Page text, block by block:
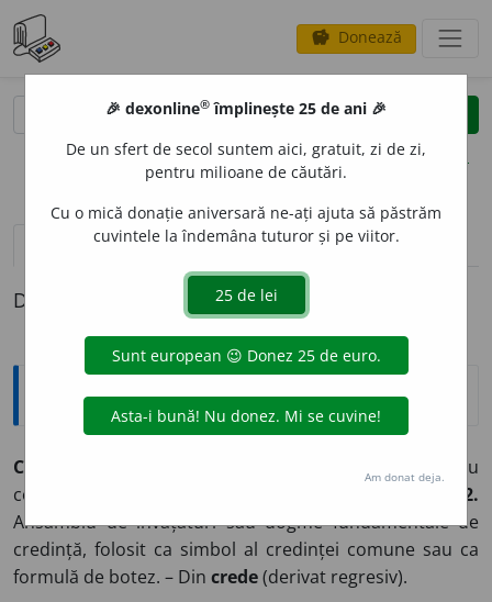
savings Donează
clear
opțiuni
definiții (1) pronunțievolume_up (31)
Definiția cu ID-ul 67659:
Explicative DEX
CREZ,
Totalitatea principiilor sau
convingerilor cuiva, concepția despre viață a cuiva.
2.
Ansamblu de învățături sau dogme fundamentale de
credință, folosit ca simbol al credinței comune sau ca
formulă de botez. – Din crede(derivat regresiv).
🎉 dexonline® împlinește 25 de ani 🎉
De un sfert de secol suntem aici, gratuit, zi de zi,
pentru milioane de căutări.
Cu o mică donație aniversară ne-ați ajuta să păstrăm
cuvintele la îndemâna tuturor și pe viitor.
Am donat deja.